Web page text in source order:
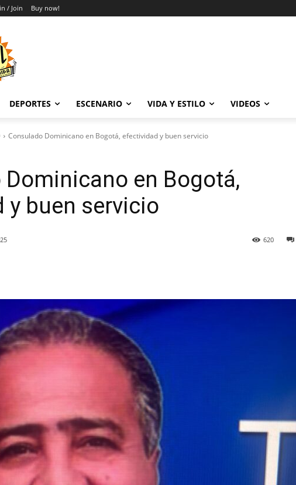
/ Join Buy now!
DEPORTES ESCENARIO VIDA Y ESTILO VIDEOS
Consulado Dominicano en Bogotá, efectividad y buen servicio
Dominicano en Bogotá,
y buen servicio
620